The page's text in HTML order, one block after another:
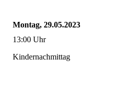
Montag, 29.05.2023
13:00 Uhr
Kindernachmittag